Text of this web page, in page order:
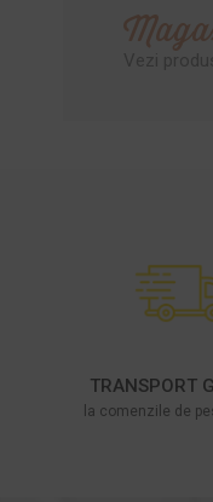
Vezi
TRANSPORT
la comenzile de